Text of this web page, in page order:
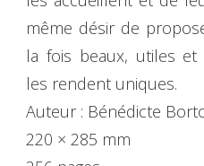
même désir de
la fois beaux, utiles et
les rendent uniques.
Auteur : Bénédicte
220 × 285 mm